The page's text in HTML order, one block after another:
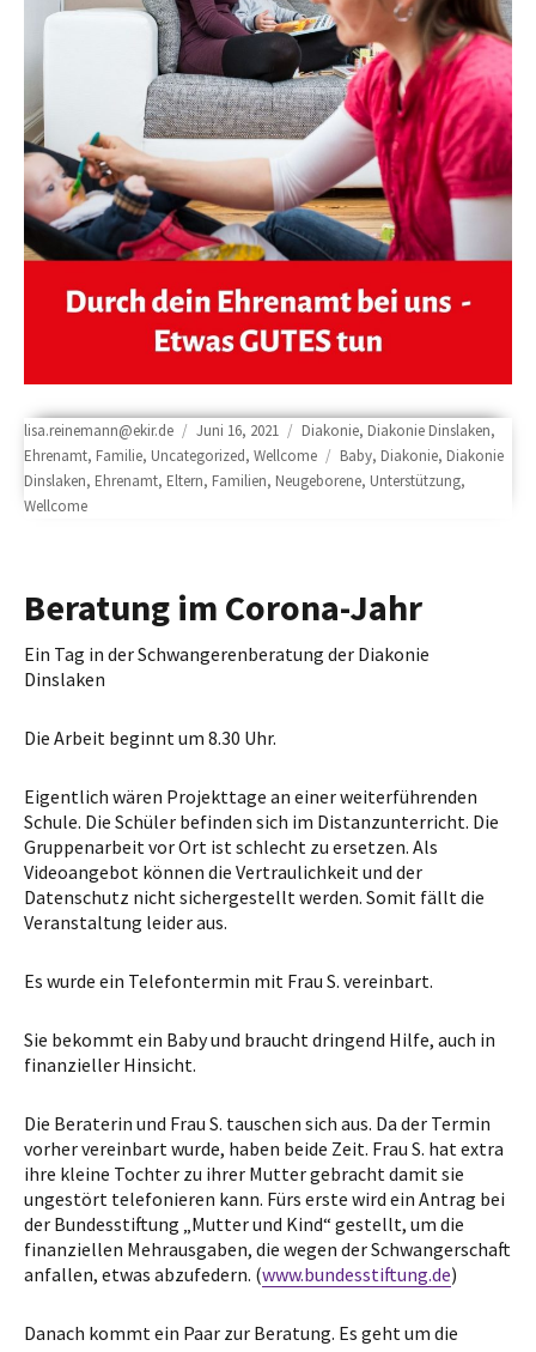
Author
lisa.reinemann@ekir.de
Posted
on
Juni 16, 2021 Categories
Diakonie, Diakonie Dinslaken,
Ehrenamt, Familie, Uncategorized, Wellcome Tags
Baby, Diakonie, Diakonie
Dinslaken, Ehrenamt, Eltern, Familien, Neugeborene, Unterstützung,
Wellcome
Beratung im Corona-Jahr
Ein Tag in der Schwangerenberatung der Diakonie
Dinslaken
Die Arbeit beginnt um 8.30 Uhr.
Eigentlich wären Projekttage an einer weiterführenden
Schule. Die Schüler befinden sich im Distanzunterricht. Die
Gruppenarbeit vor Ort ist schlecht zu ersetzen. Als
Videoangebot können die Vertraulichkeit und der
Datenschutz nicht sichergestellt werden. Somit fällt die
Veranstaltung leider aus.
Es wurde ein Telefontermin mit Frau S. vereinbart.
Sie bekommt ein Baby und braucht dringend Hilfe, auch in
finanzieller Hinsicht.
Die Beraterin und Frau S. tauschen sich aus. Da der Termin
vorher vereinbart wurde, haben beide Zeit. Frau S. hat extra
ihre kleine Tochter zu ihrer Mutter gebracht damit sie
ungestört telefonieren kann. Fürs erste wird ein Antrag bei
der Bundesstiftung „Mutter und Kind“ gestellt, um die
finanziellen Mehrausgaben, die wegen der Schwangerschaft
anfallen, etwas abzufedern. (www.bundesstiftung.de)
Danach kommt ein Paar zur Beratung. Es geht um die